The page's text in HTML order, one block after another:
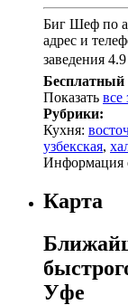
Биг Шеф по
адрес и
заведения
Бесплатный
Показать все
Рубрики:
Кухня:
узбекская,
Информация
Карта
Уфе